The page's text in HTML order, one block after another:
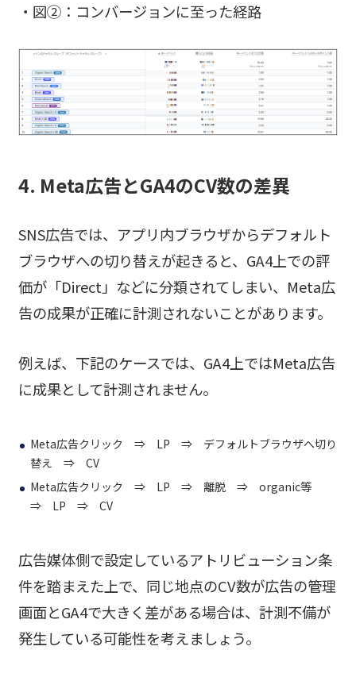
・図②：コンバージョンに至った経路
4. Meta広告とGA4のCV数の差異
SNS広告では、アプリ内ブラウザからデフォルト
ブラウザへの切り替えが起きると、GA4上での評
価が「Direct」などに分類されてしまい、Meta広
告の成果が正確に計測されないことがあります。
例えば、下記のケースでは、GA4上ではMeta広告
に成果として計測されません。
Meta広告クリック ⇒ LP ⇒ デフォルトブラウザへ切り
替え ⇒ CV
Meta広告クリック ⇒ LP ⇒ 離脱 ⇒ organic等
⇒ LP ⇒ CV
広告媒体側で設定しているアトリビューション条
件を踏まえた上で、同じ地点のCV数が広告の管理
画面とGA4で大きく差がある場合は、計測不備が
発生している可能性を考えましょう。